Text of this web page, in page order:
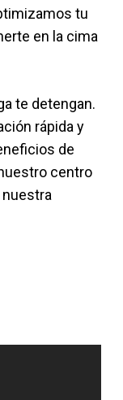
tu
en la cima
te detengan.
rápida y
de
centro
nuestra